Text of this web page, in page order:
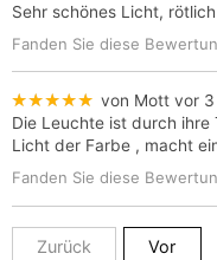
Sehr schönes Licht,
Fanden Sie diese
★★★★★ von Mott vor 3
Die Leuchte ist durch
Licht der Farbe , macht
Fanden Sie diese
Zurück Vor